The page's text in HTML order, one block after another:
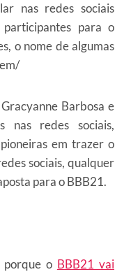
nas redes sociais
participantes para o
o nome de algumas
Barbosa e
nas redes sociais,
em trazer o
sociais, qualquer
para o BBB21.
porque o BBB21 vai